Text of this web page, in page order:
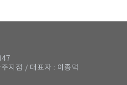
지점 / 대표자 : 이종덕